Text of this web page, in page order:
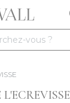
vous ?